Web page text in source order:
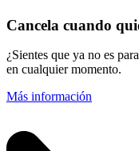
Cancela cuando
¿Sientes que ya no es
en cualquier momento.
Más información